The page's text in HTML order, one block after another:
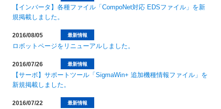
【インバータ】各種ファイル「CompoNet対応 EDSファイル」を新
規掲載しました。
最新情報
2016/08/05
ロボットページをリニューアルしました。
最新情報
2016/07/26
【サーボ】サポートツール「SigmaWin+ 追加機種情報ファイル」を
新規掲載しました。
最新情報
2016/07/22